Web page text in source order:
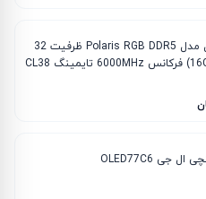
رم کامپیوتر گیل مدل Polaris RGB DDR5 ظرفیت 32